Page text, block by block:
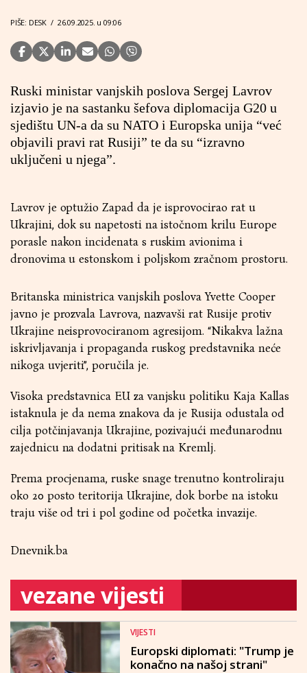
PIŠE: DESK / 26.09.2025. u 09:06
Ruski ministar vanjskih poslova Sergej Lavrov
izjavio je na sastanku šefova diplomacija G20 u
sjedištu UN-a da su NATO i Europska unija “već
objavili pravi rat Rusiji” te da su “izravno
uključeni u njega”.
Lavrov je optužio Zapad da je isprovocirao rat u
Ukrajini, dok su napetosti na istočnom krilu Europe
porasle nakon incidenata s ruskim avionima i
dronovima u estonskom i poljskom zračnom prostoru.
Britanska ministrica vanjskih poslova Yvette Cooper
javno je prozvala Lavrova, nazvavši rat Rusije protiv
Ukrajine neisprovociranom agresijom. “Nikakva lažna
iskrivljavanja i propaganda ruskog predstavnika neće
nikoga uvjeriti”, poručila je.
Visoka predstavnica EU za vanjsku politiku Kaja Kallas
istaknula je da nema znakova da je Rusija odustala od
cilja potčinjavanja Ukrajine, pozivajući međunarodnu
zajednicu na dodatni pritisak na Kremlj.
Prema procjenama, ruske snage trenutno kontroliraju
oko 20 posto teritorija Ukrajine, dok borbe na istoku
traju više od tri i pol godine od početka invazije.
Dnevnik.ba
vezane vijesti
VIJESTI
Europski diplomati: "Trump je
konačno na našoj strani"